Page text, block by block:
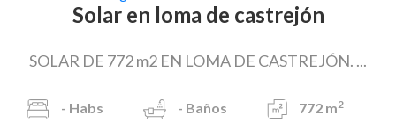
Solar en loma de castrejón
SOLAR DE 772 m2 EN LOMA DE CASTREJÓN. ...
- Habs - Baños 772 m2